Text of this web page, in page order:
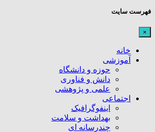
فهرست سایت
×
خانه
آموزشی
حوزه و دانشگاه
دانش و فناوری
علمی و پژوهشی
اجتماعی
اینفوگرافیک
بهداشت و سلامت
چندرسانه ای